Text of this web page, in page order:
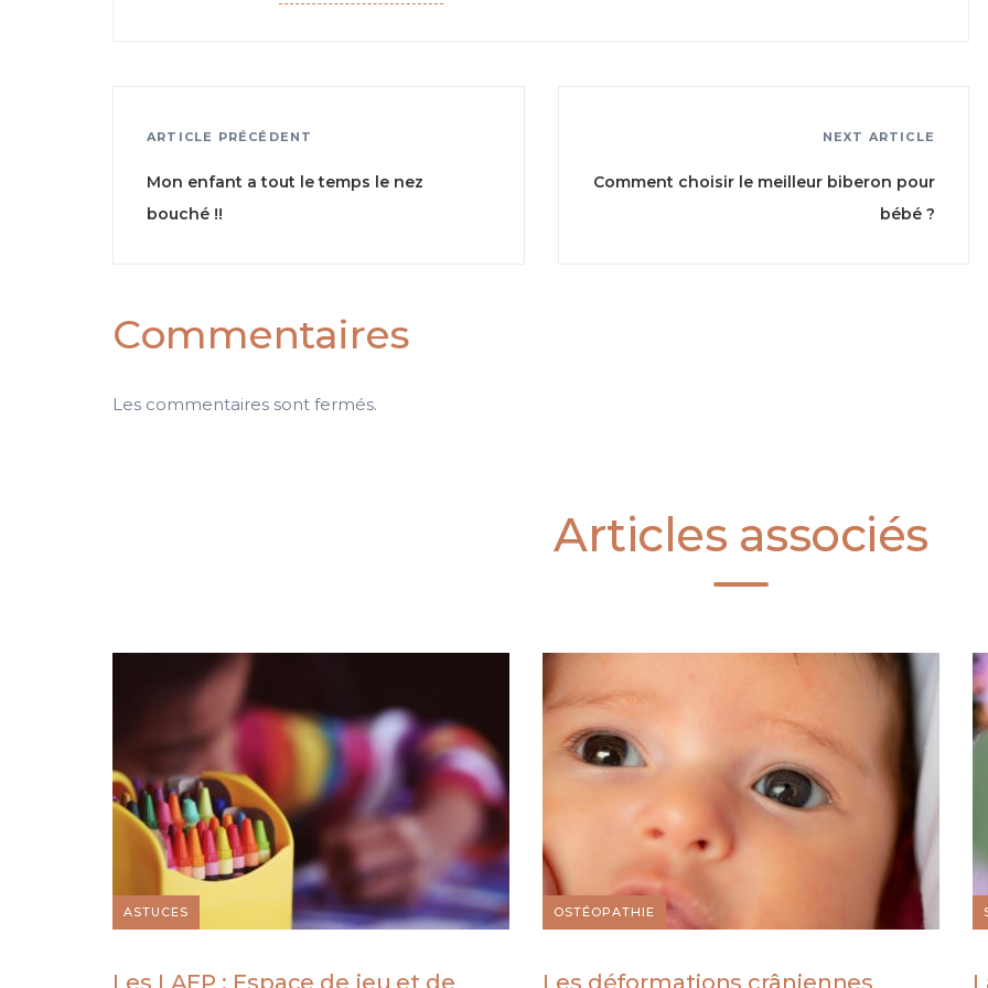
ARTICLE PRÉCÉDENT
Mon enfant a tout le temps le nez
bouché !!
NEXT ARTICLE
Comment choisir le meilleur biberon pour
bébé ?
Commentaires
Les commentaires sont fermés.
Articles associés
ASTUCES
Les LAEP : Espace de jeu et de
OSTÉOPATHIE
Les déformations crâniennes